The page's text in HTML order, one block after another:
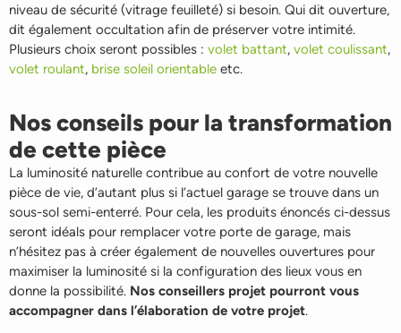
niveau de sécurité (vitrage feuilleté) si besoin. Qui dit ouverture,
dit également occultation afin de préserver votre intimité.
Plusieurs choix seront possibles : volet battant, volet coulissant,
volet roulant, brise soleil orientable etc.
Nos conseils pour la transformation
de cette pièce
La luminosité naturelle contribue au confort de votre nouvelle
pièce de vie, d’autant plus si l’actuel garage se trouve dans un
sous-sol semi-enterré. Pour cela, les produits énoncés ci-dessus
seront idéals pour remplacer votre porte de garage, mais
n’hésitez pas à créer également de nouvelles ouvertures pour
maximiser la luminosité si la configuration des lieux vous en
donne la possibilité. Nos conseillers projet pourront vous
accompagner dans l’élaboration de votre projet.